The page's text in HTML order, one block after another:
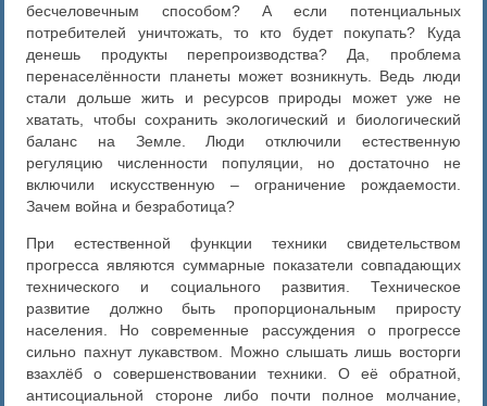
бесчеловечным способом? А если потенциальных
потребителей уничтожать, то кто будет покупать? Куда
денешь продукты перепроизводства? Да, проблема
перенаселённости планеты может возникнуть. Ведь люди
стали дольше жить и ресурсов природы может уже не
хватать, чтобы сохранить экологический и биологический
баланс на Земле. Люди отключили естественную
регуляцию численности популяции, но достаточно не
включили искусственную – ограничение рождаемости.
Зачем война и безработица?
При естественной функции техники свидетельством
прогресса являются суммарные показатели совпадающих
технического и социального развития. Техническое
развитие должно быть пропорциональным приросту
населения. Но современные рассуждения о прогрессе
сильно пахнут лукавством. Можно слышать лишь восторги
взахлёб о совершенствовании техники. О её обратной,
антисоциальной стороне либо почти полное молчание,